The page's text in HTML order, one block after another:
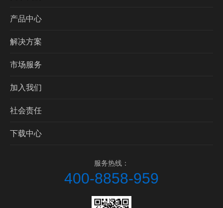
产品中心
解决方案
市场服务
加入我们
社会责任
下载中心
服务热线：
400-8858-959